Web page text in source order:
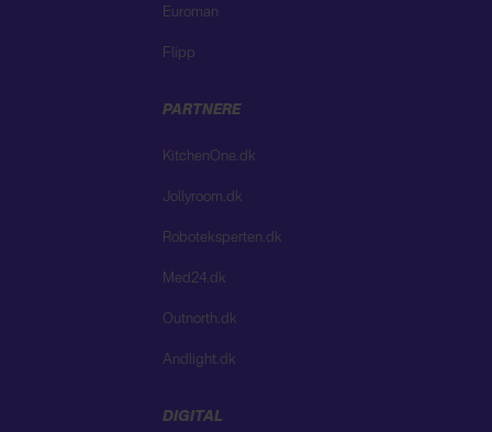
Euroman
Flipp
PARTNERE
KitchenOne.dk
Jollyroom.dk
Roboteksperten.dk
Med24.dk
Outnorth.dk
Andlight.dk
DIGITAL